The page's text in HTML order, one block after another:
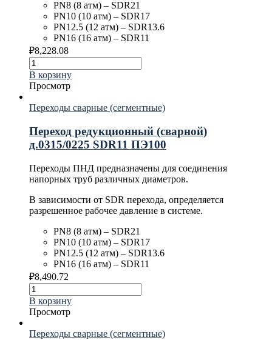
PN8 (8 атм) – SDR21
PN10 (10 атм) – SDR17
PN12.5 (12 атм) – SDR13.6
PN16 (16 атм) – SDR11
₽8,228.08
В корзину
Просмотр
Переходы сварные (сегментные)
Переход редукционный (сварной)
д.0315/0225 SDR11 ПЭ100
Переходы ПНД предназначены для соединения
напорных труб различных диаметров.
В зависимости от SDR перехода, определяется
разрешенное рабочее давление в системе.
PN8 (8 атм) – SDR21
PN10 (10 атм) – SDR17
PN12.5 (12 атм) – SDR13.6
PN16 (16 атм) – SDR11
₽8,490.72
В корзину
Просмотр
Переходы сварные (сегментные)